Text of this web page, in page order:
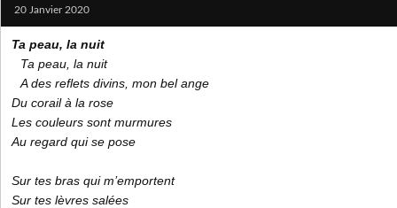
20 Janvier 2020
Ta peau, la nuit
Ta peau, la nuit
A des reflets divins, mon bel ange
Du corail à la rose
Les couleurs sont murmures
Au regard qui se pose
Sur tes bras qui m’emportent
Sur tes lèvres salées